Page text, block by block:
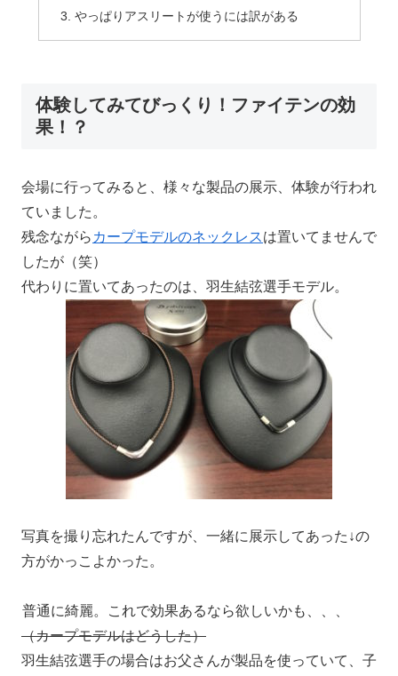
やっぱりアスリートが使うには訳がある
体験してみてびっくり！ファイテンの効
果！？
会場に行ってみると、様々な製品の展示、体験が行われ
ていました。
残念ながら カープモデルのネックレスは置いてませんで
したが（笑）
代わりに置いてあったのは、羽生結弦選手モデル。
写真を撮り忘れたんですが、一緒に展示してあった↓の
方がかっこよかった。
普通に綺麗。これで効果あるなら欲しいかも、、、
（カープモデルはどうした）
羽生結弦選手の場合はお父さんが製品を使っていて、子